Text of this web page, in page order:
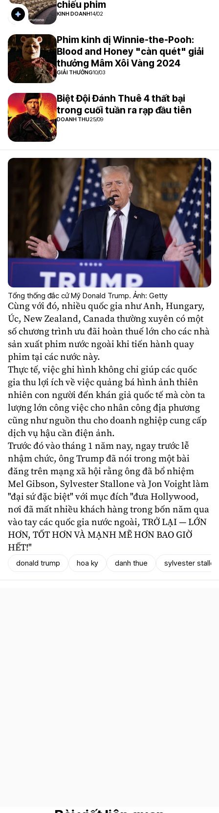
chiếu phim
KINH DOANH14/02
Phim kinh dị Winnie-the-Pooh:
Blood and Honey "càn quét" giải
thưởng Mâm Xôi Vàng 2024
GIẢI THƯỞNG10/03
Biệt Đội Đánh Thuê 4 thất bại
trong cuối tuần ra rạp đầu tiên
DOANH THU25/09
Tổng thống đắc cử Mỹ Donald Trump. Ảnh: Getty
Cùng với đó, nhiều quốc gia như Anh, Hungary,
Úc, New Zealand, Canada thường xuyên có một
số chương trình ưu đãi hoàn thuế lớn cho các nhà
sản xuất phim nước ngoài khi tiến hành quay
phim tại các nước này.
Thực tế, việc ghi hình không chỉ giúp các quốc
gia thu lợi ích về việc quảng bá hình ảnh thiên
nhiên con người đến khán giả quốc tế mà còn ta
lượng lớn công việc cho nhân công địa phương
cũng như nguồn thu cho doanh nghiệp cung cấp
dịch vụ hậu cần điện ảnh.
Trước đó vào tháng 1 năm nay, ngay trước lễ
nhậm chức, ông Trump đã nói trong một bài
đăng trên mạng xã hội rằng ông đã bổ nhiệm
Mel Gibson, Sylvester Stallone và Jon Voight làm
"đại sứ đặc biệt" với mục đích "đưa Hollywood,
nơi đã mất nhiều khách hàng trong bốn năm qua
vào tay các quốc gia nước ngoài, TRỞ LẠI — LỚN
HƠN, TỐT HƠN VÀ MẠNH MẼ HƠN BAO GIỜ
HẾT!"
donald trump hoa ky danh thue sylvester